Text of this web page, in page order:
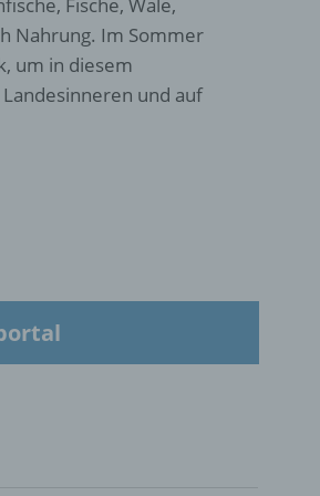
Nahrung. Im Sommer
um in diesem
und auf